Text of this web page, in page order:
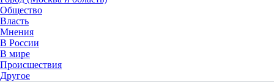
Общество
Власть
Мнения
В России
В мире
Происшествия
Другое